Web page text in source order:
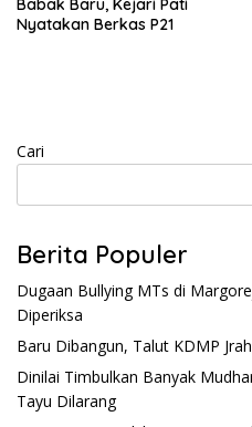
Babak Baru, Kejari Pati
Nyatakan Berkas P21
Cari
Berita Populer
Dugaan Bullying MTs di
Diperiksa
Baru Dibangun, Talut KDMP
Dinilai Timbulkan Banyak
Tayu Dilarang